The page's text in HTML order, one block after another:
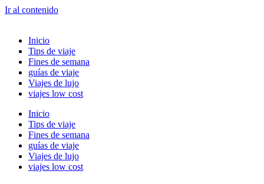
Ir al contenido
Inicio
Tips de viaje
Fines de semana
guías de viaje
Viajes de lujo
viajes low cost
Inicio
Tips de viaje
Fines de semana
guías de viaje
Viajes de lujo
viajes low cost